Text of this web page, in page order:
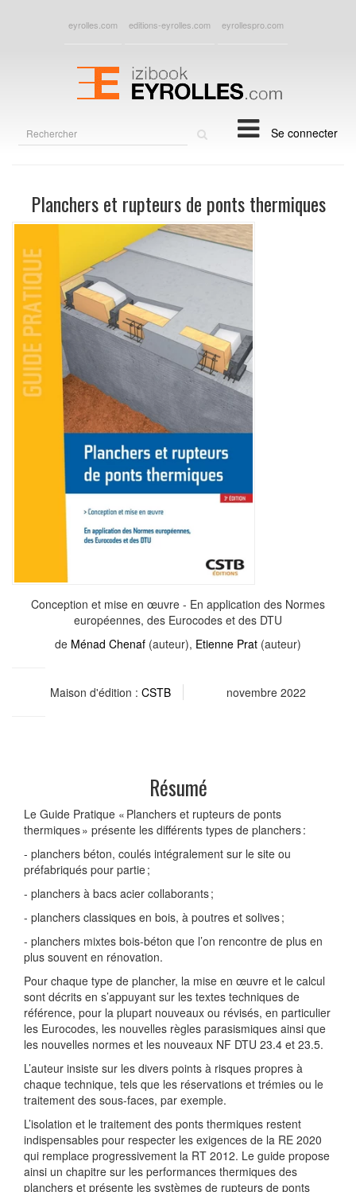
eyrolles.com editions-eyrolles.com eyrollespro.com
Se connecter
Planchers et rupteurs de ponts thermiques
Conception et mise en œuvre - En application des Normes
européennes, des Eurocodes et des DTU
de Ménad Chenaf (auteur), Etienne Prat (auteur)
Maison d'édition : CSTB novembre 2022
Résumé
Le Guide Pratique « Planchers et rupteurs de ponts
thermiques » présente les différents types de planchers :
- planchers béton, coulés intégralement sur le site ou
préfabriqués pour partie ;
- planchers à bacs acier collaborants ;
- planchers classiques en bois, à poutres et solives ;
- planchers mixtes bois-béton que l’on rencontre de plus en
plus souvent en rénovation.
Pour chaque type de plancher, la mise en œuvre et le calcul
sont décrits en s’appuyant sur les textes techniques de
référence, pour la plupart nouveaux ou révisés, en particulier
les Eurocodes, les nouvelles règles parasismiques ainsi que
les nouvelles normes et les nouveaux NF DTU 23.4 et 23.5.
L’auteur insiste sur les divers points à risques propres à
chaque technique, tels que les réservations et trémies ou le
traitement des sous-faces, par exemple.
L’isolation et le traitement des ponts thermiques restent
indispensables pour respecter les exigences de la RE 2020
qui remplace progressivement la RT 2012. Le guide propose
ainsi un chapitre sur les performances thermiques des
planchers et présente les systèmes de rupteurs de ponts